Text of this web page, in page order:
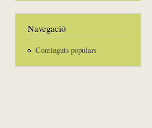
Navegació
Continguts populars